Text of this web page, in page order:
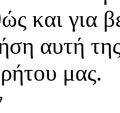
και για
αυτή
μας.